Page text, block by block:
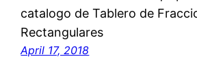
catalogo de Tablero de
Rectangulares
April 17, 2018